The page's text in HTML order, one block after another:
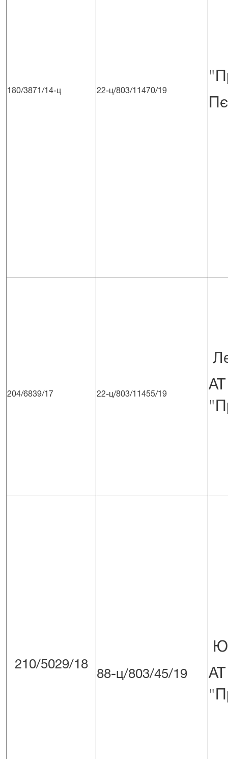
180/3871/14-ц 22-ц/803/11470/19
204/6839/17 22-ц/803/11455/19
210/5029/18
88-ц/803/45/19